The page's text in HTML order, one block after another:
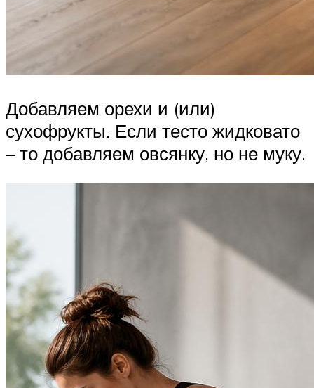
Добавляем орехи и (или)
сухофрукты. Если тесто жидковато
– то добавляем овсянку, но не муку.